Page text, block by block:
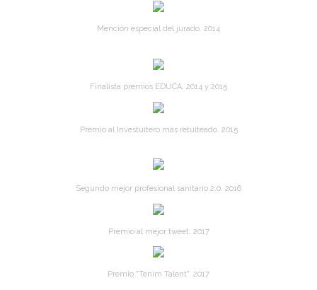
Mención especial del jurado. 2014
Finalista premios EDUCA. 2014 y 2015
Premio al Investuitero más retuiteado. 2015
Segundo mejor profesional sanitario 2.0. 2016
Premio al mejor tweet. 2017
Premio "Tenim Talent". 2017